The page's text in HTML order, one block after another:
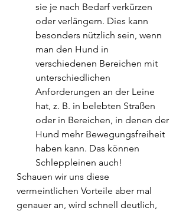
sie je nach Bedarf verkürzen
oder verlängern. Dies kann
besonders nützlich sein, wenn
man den Hund in
verschiedenen Bereichen mit
unterschiedlichen
Anforderungen an der Leine
hat, z. B. in belebten Straßen
oder in Bereichen, in denen der
Hund mehr Bewegungsfreiheit
haben kann. Das können
Schleppleinen auch!
Schauen wir uns diese
vermeintlichen Vorteile aber mal
genauer an, wird schnell deutlich,